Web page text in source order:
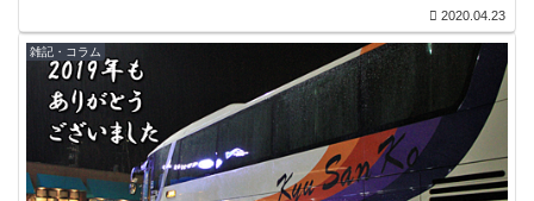
2020.04.23
雑記・コラム